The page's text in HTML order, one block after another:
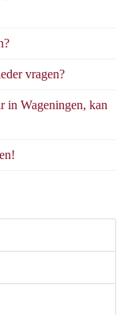
vragen?
in Wageningen, kan